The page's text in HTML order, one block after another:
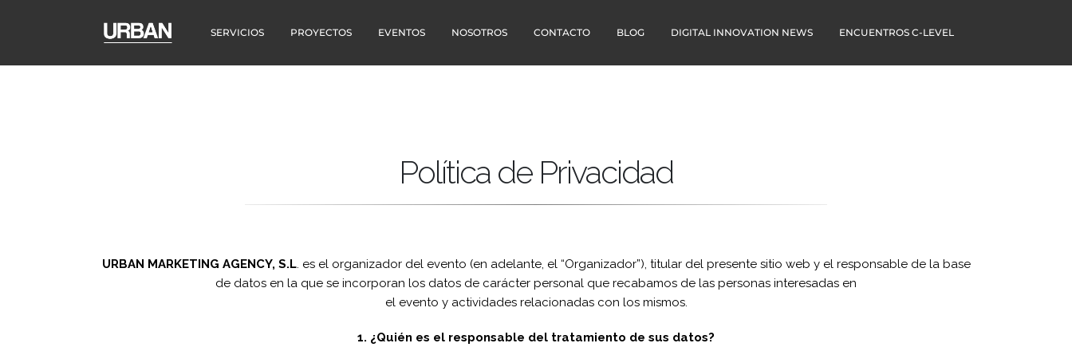
SERVICIOS PROYECTOS EVENTOS NOSOTROS CONTACTO BLOG DIGITAL INNOVATION NEWS ENCUENTROS C-LEVEL
Política de Privacidad
URBAN MARKETING AGENCY, S.L. es el organizador del evento (en adelante, el “Organizador”), titular del presente sitio web y el responsable de la base
de datos en la que se incorporan los datos de carácter personal que recabamos de las personas interesadas en
el evento y actividades relacionadas con los mismos.
1. ¿Quién es el responsable del tratamiento de sus datos?